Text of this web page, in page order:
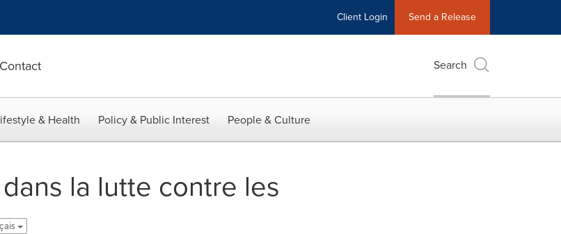
Client Login Send a Release
Contact Search
& Health Policy & Public Interest People & Culture
la lutte contre les